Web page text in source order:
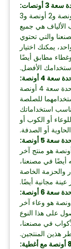
أونصات:
أوعية للاستخدام مرة واحدة سعة 1.5 أونصة و2 أونصة و3
الألياف هي جميع
والتي تحتوي
يمكنك اختيار
مطابق أيضًا
الأفضل.
4 أونصة:
تحتوي الأوعية التي تستخدم لمرة واحدة سعة 4 أونصة
للصلصة
استخداماتك
أو الكوب أو
الحاوية أو الصدفة.
5 أونصة:
مرة واحدة سعة 5 أونصة هو منتج آخر
في مصنعنا،
الخاصة
مجانية أيضًا.
6 أونصة:
مرة واحدة سعة 6 أونصة هو وعاء آخر
على هذا النوع
في مصنعنا،
هذين المنتجين.